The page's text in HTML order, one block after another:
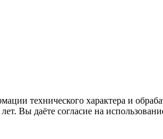
технического характера и
Вы даёте согласие на